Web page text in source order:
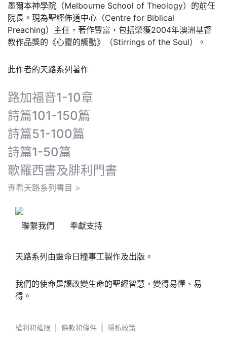
墨爾本神學院（Melbourne School of Theology）的前任
院長。現為聖經佈道中心（Centre for Biblical
Preaching）主任，著作豐富，包括榮獲2004年澳洲基督
教作品獎的《心靈的觸動》（Stirrings of the Soul）。
此作者的天路系列著作
路加福音1-10章
詩篇101-150篇
詩篇51-100篇
詩篇1-50篇
歌羅西書及腓利門書
查看天路系列書目 >
聯繫我們 奉獻支持
天路系列由靈命日糧事工製作及出版。
我們的使命是讓改變生命的聖經智慧，變得易懂、易
得。
權利和權限 條款和條件 隱私政策